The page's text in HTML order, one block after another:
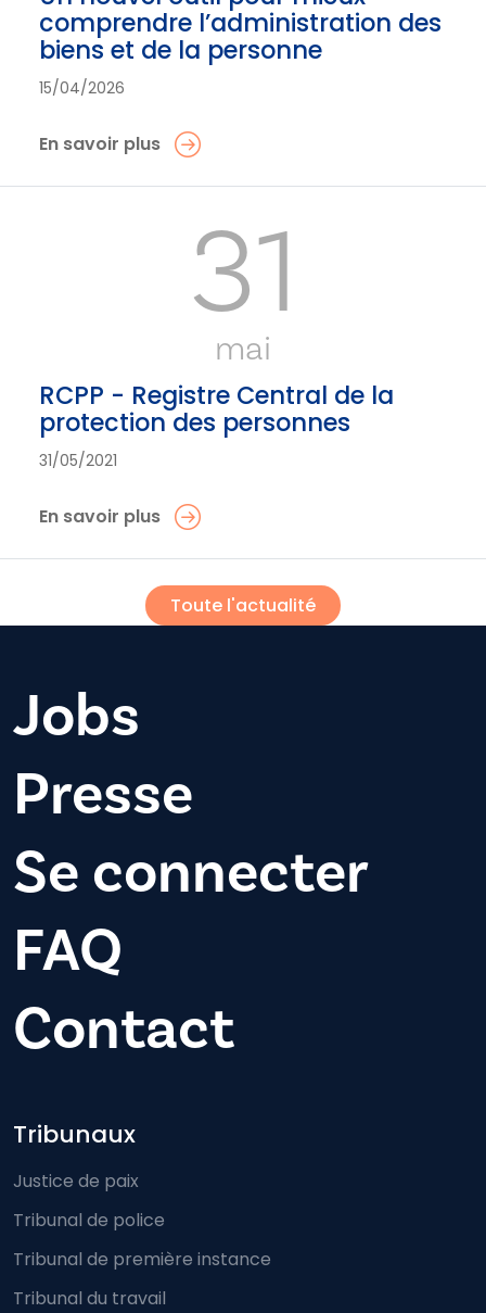
comprendre l’administration des
biens et de la personne
15/04/2026
En savoir plus
31
mai
RCPP - Registre Central de la
protection des personnes
31/05/2021
En savoir plus
Toute l'actualité
Jobs
Presse
Se connecter
FAQ
Contact
Footer-menu
Tribunaux
Justice de paix
Tribunal de police
Tribunal de première instance
Tribunal du travail